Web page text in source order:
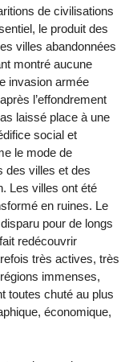
de civilisations
le produit des
villes abandonnées
montré aucune
invasion armée
l’effondrement
laissé place à une
social et
le mode de
des villes et des
Les villes ont été
en ruines. Le
pour de longs
redécouvrir
très actives, très
immenses,
toutes chuté au plus
économique,